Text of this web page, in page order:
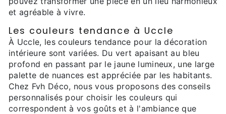
et agréable à vivre.
Les couleurs tendance à Uccle
À Uccle, les couleurs tendance pour la décoration
intérieure sont variées. Du vert apaisant au bleu
profond en passant par le jaune lumineux, une large
palette de nuances est appréciée par les habitants.
Chez Fvh Déco, nous vous proposons des conseils
personnalisés pour choisir les couleurs qui
correspondent à vos goûts et à l'ambiance que